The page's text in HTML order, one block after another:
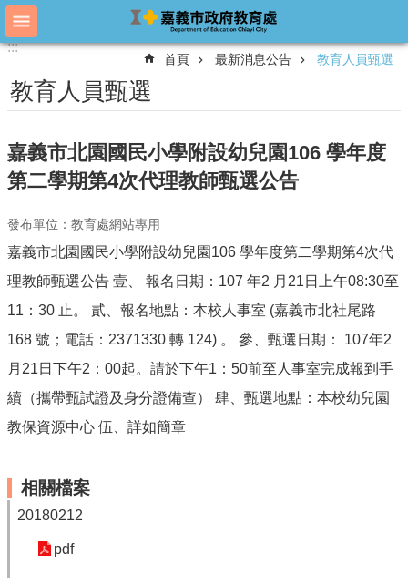
跳到主要內容區塊
進
搜
尋
教
育
概
況
教
處
各
位
新
公
告
::::::
首頁 最新消息公告 教育人員甄選
教育人員甄選
嘉義市北園國民小學附設幼兒園106 學年度
第二學期第4次代理教師甄選公告
發布單位：教育處網站專用
嘉義市北園國民小學附設幼兒園106 學年度第二學期第4次代
理教師甄選公告 壹、 報名日期：107 年2 月21日上午08:30至
11：30 止。 貳、報名地點：本校人事室 (嘉義市北社尾路
168 號；電話：2371330 轉 124) 。 參、甄選日期： 107年2
月21日下午2：00起。請於下午1：50前至人事室完成報到手
續（攜帶甄試證及身分證備查） 肆、甄選地點：本校幼兒園
教保資源中心 伍、詳如簡章
相關檔案
20180212
pdf